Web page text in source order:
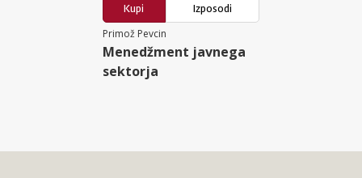
Kupi
Izposodi
Primož Pevcin
Menedžment javnega
sektorja